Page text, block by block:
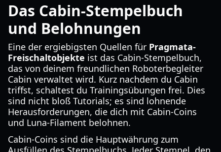
Das Cabin-Stempelbuch
und Belohnungen
Eine der ergiebigsten Quellen für Pragmata-
Freischaltobjekte ist das Cabin-Stempelbuch,
das von deinem freundlichen Roboterbegleiter
Cabin verwaltet wird. Kurz nachdem du Cabin
triffst, schaltest du Trainingsübungen frei. Dies
sind nicht bloß Tutorials; es sind lohnende
Herausforderungen, die dich mit Cabin-Coins
und Luna-Filament belohnen.
Cabin-Coins sind die Hauptwährung zum